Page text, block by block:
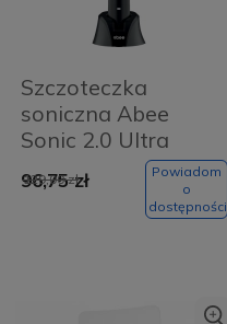
Szczoteczka
soniczna Abee
Sonic 2.0 Ultra
96,75 zł
129,00 zł
Powiadom
o
dostępności